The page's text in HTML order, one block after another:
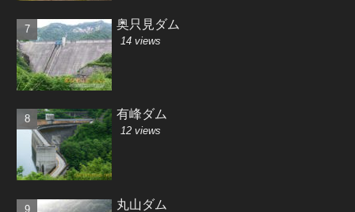
奥只見ダム
14 views
有峰ダム
12 views
丸山ダム